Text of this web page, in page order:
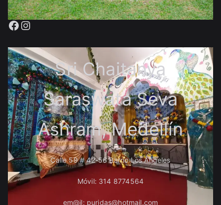
Facebook
Instagram
Sri Chaitanya
Saraswata Seva
Ashram, Medellín
Calle 59 # 42-56 Barrio Los Ángeles
Móvil: 314 8774564
em@il: puridas@hotmail.com